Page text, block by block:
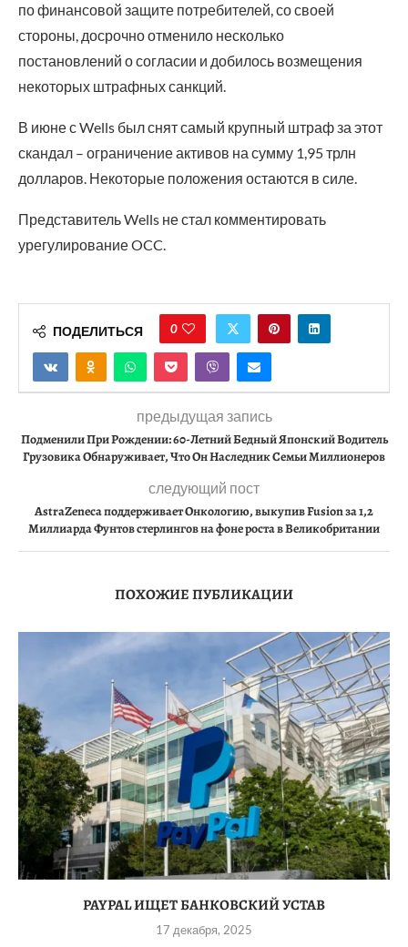
по финансовой защите потребителей, со своей
стороны, досрочно отменило несколько
постановлений о согласии и добилось возмещения
некоторых штрафных санкций.
В июне с Wells был снят самый крупный штраф за этот
скандал – ограничение активов на сумму 1,95 трлн
долларов. Некоторые положения остаются в силе.
Представитель Wells не стал комментировать
урегулирование OCC.
ПОДЕЛИТЬСЯ 0
предыдущая запись
Подменили При Рождении: 60-Летний Бедный Японский Водитель
Грузовика Обнаруживает, Что Он Наследник Семьи Миллионеров
следующий пост
AstraZeneca поддерживает Онкологию, выкупив Fusion за 1,2
Миллиарда Фунтов стерлингов на фоне роста в Великобритании
ПОХОЖИЕ ПУБЛИКАЦИИ
PAYPAL ИЩЕТ БАНКОВСКИЙ УСТАВ
17 декабря, 2025